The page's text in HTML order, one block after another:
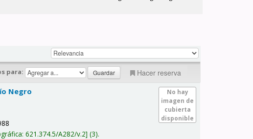
para: Hacer reserva
No hay
imagen de
cubierta
disponible
Negro
621.374.5/A282/v.2 (3).